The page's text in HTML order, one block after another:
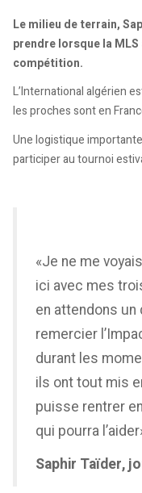
Le milieu de terrain,
prendre lorsque la
compétition.
L’International algérien
les proches sont en
Une logistique
participer au tournoi
«Je ne me
ici avec mes
en attendons
remercier
durant les
ils ont tout mis
puisse rentrer
qui pourra
Saphir Taïder,